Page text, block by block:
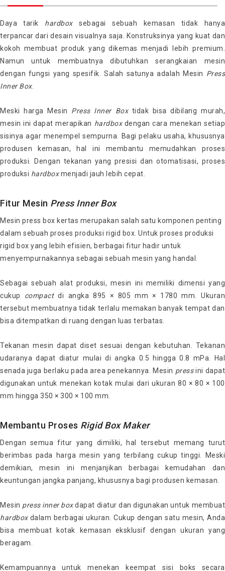
Daya tarik hardboxsebagai sebuah kemasan tidak hanya
terpancar dari desain visualnya saja. Konstruksinya yang kuat dan
kokoh membuat produk yang dikemas menjadi lebih premium.
Namun untuk membuatnya dibutuhkan serangkaian mesin
dengan fungsi yang spesifik. Salah satunya adalah Mesin Press
Inner Box.
Meski harga Mesin Press Inner Boxtidak bisa dibilang murah,
mesin ini dapat merapikan hardboxdengan cara menekan setiap
sisinya agar menempel sempurna. Bagi pelaku usaha, khususnya
produsen kemasan, hal ini membantu memudahkan proses
produksi. Dengan tekanan yang presisi dan otomatisasi, proses
produksi hardboxmenjadi jauh lebih cepat.
Fitur Mesin Press Inner Box
Mesin press box kertas merupakan salah satu komponen penting
dalam sebuah proses produksi rigid box. Untuk proses produksi
rigid box yang lebih efisien, berbagai fitur hadir untuk
menyempurnakannya sebagai sebuah mesin yang handal.
Sebagai sebuah alat produksi, mesin ini memiliki dimensi yang
cukup compactdi angka 895 × 805 mm × 1780 mm. Ukuran
tersebut membuatnya tidak terlalu memakan banyak tempat dan
bisa ditempatkan di ruang dengan luas terbatas.
Tekanan mesin dapat diset sesuai dengan kebutuhan. Tekanan
udaranya dapat diatur mulai di angka 0.5 hingga 0.8 mPa. Hal
senada juga berlaku pada area penekannya. Mesin pressini dapat
digunakan untuk menekan kotak mulai dari ukuran 80 × 80 × 100
mm hingga 350 × 300 × 100 mm.
Membantu Proses Rigid Box Maker
Dengan semua fitur yang dimiliki, hal tersebut memang turut
berimbas pada harga mesin yang terbilang cukup tinggi. Meski
demikian, mesin ini menjanjikan berbagai kemudahan dan
keuntungan jangka panjang, khususnya bagi produsen kemasan.
Mesin press inner boxdapat diatur dan digunakan untuk membuat
hardboxdalam berbagai ukuran. Cukup dengan satu mesin, Anda
bisa membuat kotak kemasan eksklusif dengan ukuran yang
beragam.
Kemampuannya untuk menekan keempat sisi boks secara